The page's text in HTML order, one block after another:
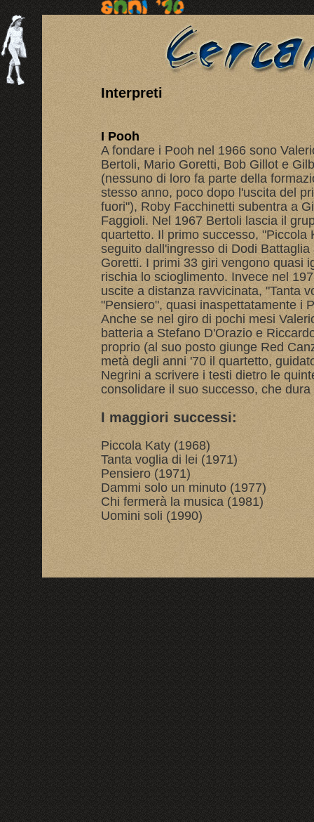
Interpreti
I Pooh
A fondare i Pooh nel 1966 sono
Bertoli, Mario Goretti, Bob Gillot e
(nessuno di loro fa parte della
stesso anno, poco dopo l'uscita del
fuori"), Roby Facchinetti subentra a
Faggioli. Nel 1967 Bertoli lascia il
quartetto. Il primo successo, "Piccola
seguito dall'ingresso di Dodi
Goretti. I primi 33 giri vengono quasi
rischia lo scioglimento. Invece nel
uscite a distanza ravvicinata, "Tanta
"Pensiero", quasi inaspettatamente i
Anche se nel giro di pochi mesi
batteria a Stefano D'Orazio e
proprio (al suo posto giunge Red
metà degli anni '70 il quartetto,
Negrini a scrivere i testi dietro le
consolidare il suo successo, che
I maggiori successi:
Piccola Katy (1968)
Tanta voglia di lei (1971)
Pensiero (1971)
Dammi solo un minuto (1977)
Chi fermerà la musica (1981)
Uomini soli (1990)